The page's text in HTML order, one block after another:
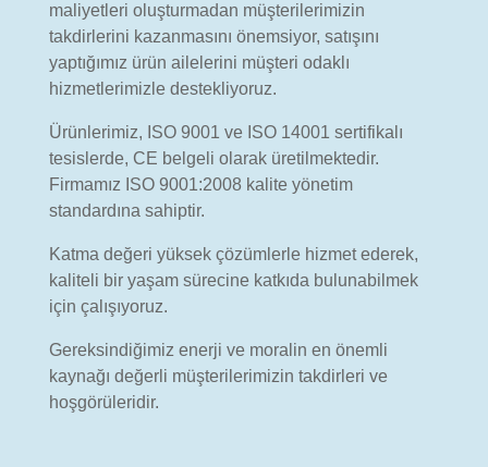
maliyetleri oluşturmadan müşterilerimizin
takdirlerini kazanmasını önemsiyor, satışını
yaptığımız ürün ailelerini müşteri odaklı
hizmetlerimizle destekliyoruz.
Ürünlerimiz, ISO 9001 ve ISO 14001 sertifikalı
tesislerde, CE belgeli olarak üretilmektedir.
Firmamız ISO 9001:2008 kalite yönetim
standardına sahiptir.
Katma değeri yüksek çözümlerle hizmet ederek,
kaliteli bir yaşam sürecine katkıda bulunabilmek
için çalışıyoruz.
Gereksindiğimiz enerji ve moralin en önemli
kaynağı değerli müşterilerimizin takdirleri ve
hoşgörüleridir.